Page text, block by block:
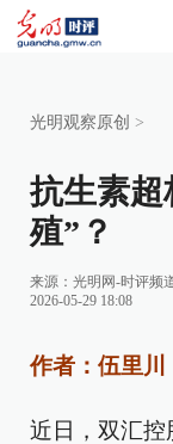
光明观察原创 >
抗生素超
殖”？
来源： 光明网-时评频
2026-05-29 18:08
作者：伍里川
近日，双汇控